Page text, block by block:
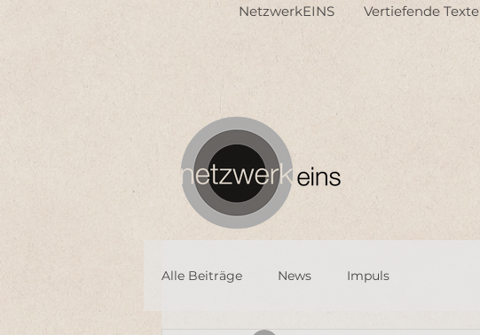
NetzwerkEINS Vertiefende Texte
Alle Beiträge News Impuls